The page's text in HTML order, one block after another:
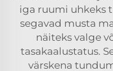
iga ruumi uhkeks
segavad musta
näiteks valge
tasakaalustatus.
värskena